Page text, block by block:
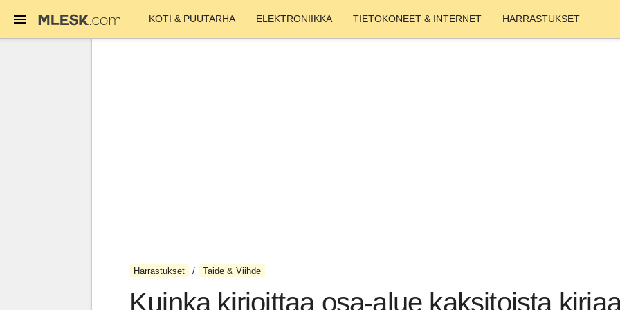
KOTI & PUUTARHA ELEKTRONIIKKA TIETOKONEET & INTERNET HARRASTUKSET
Harrastukset Taide & Viihde
Kuinka kirjoittaa osa-alue kaksitoista